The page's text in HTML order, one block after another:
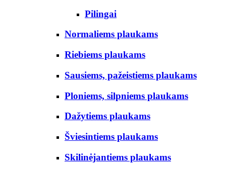
Pilingai
Normaliems plaukams
Riebiems plaukams
Sausiems, pažeistiems plaukams
Ploniems, silpniems plaukams
Dažytiems plaukams
Šviesintiems plaukams
Skilinėjantiems plaukams